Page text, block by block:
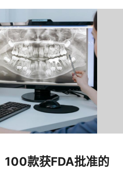
款获FDA批准的